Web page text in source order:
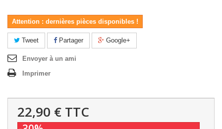
Attention : dernières pièces disponibles !
Tweet Partager Google+
Envoyer à un ami
Imprimer
22,90 € TTC